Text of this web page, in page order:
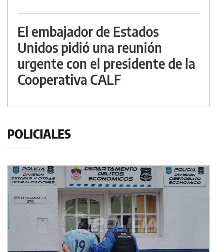
El embajador de Estados
Unidos pidió una reunión
urgente con el presidente de la
Cooperativa CALF
POLICIALES